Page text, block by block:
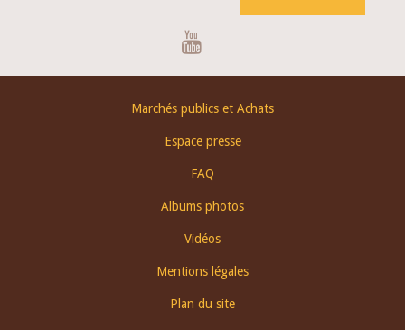
Marchés publics et Achats
Espace presse
FAQ
Albums photos
Vidéos
Mentions légales
Plan du site